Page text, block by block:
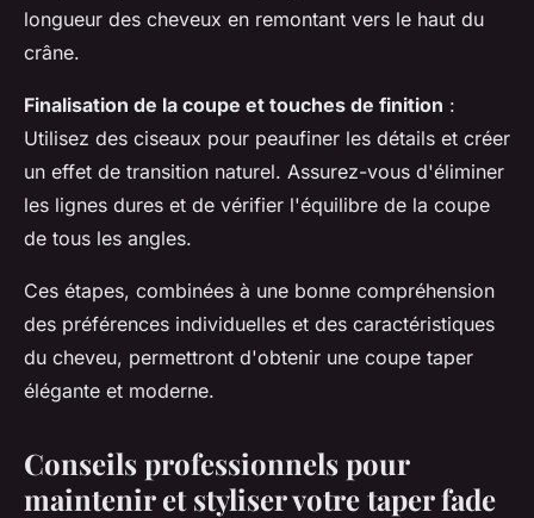
longueur des cheveux en remontant vers le haut du
crâne.
Finalisation de la coupe et touches de finition :
Utilisez des ciseaux pour peaufiner les détails et créer
un effet de transition naturel. Assurez-vous d'éliminer
les lignes dures et de vérifier l'équilibre de la coupe
de tous les angles.
Ces étapes, combinées à une bonne compréhension
des préférences individuelles et des caractéristiques
du cheveu, permettront d'obtenir une coupe taper
élégante et moderne.
Conseils professionnels pour
maintenir et styliser votre taper fade